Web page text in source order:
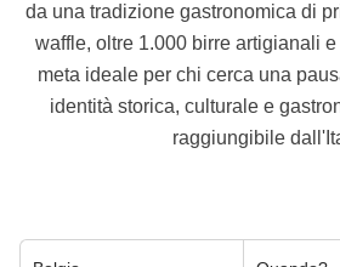
da una tradizione gastronomica di
waffle, oltre 1.000 birre artigianali
meta ideale per chi cerca una
identità storica, culturale e
raggiungibile